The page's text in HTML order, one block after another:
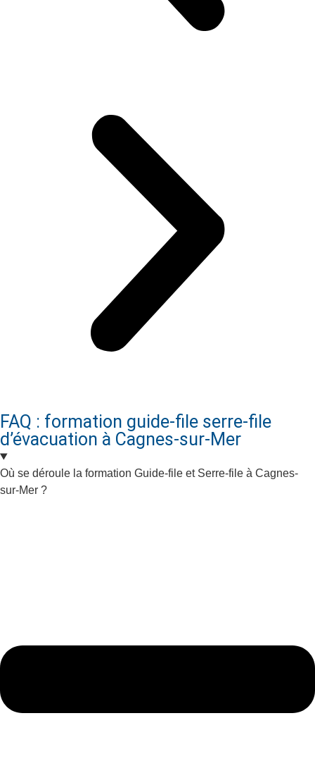
FAQ : formation guide-file serre-file
d’évacuation à Cagnes-sur-Mer
Où se déroule la formation Guide-file et Serre-file à Cagnes-
sur-Mer ?